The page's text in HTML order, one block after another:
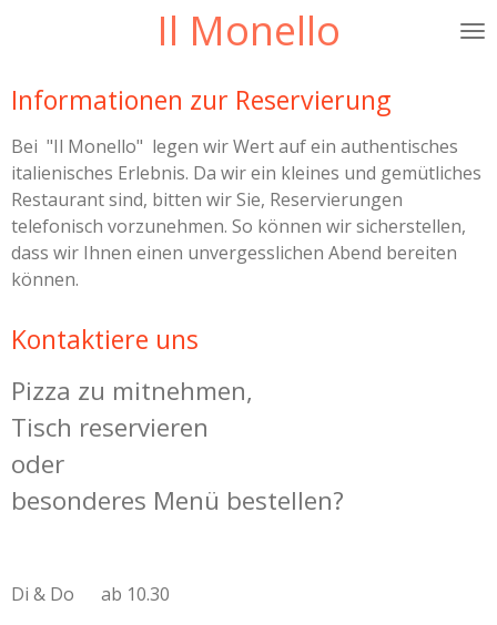
Il Monello
Informationen zur Reservierung
Bei "Il Monello" legen wir Wert auf ein authentisches
italienisches Erlebnis. Da wir ein kleines und gemütliches
Restaurant sind, bitten wir Sie, Reservierungen
telefonisch vorzunehmen. So können wir sicherstellen,
dass wir Ihnen einen unvergesslichen Abend bereiten
können.
Kontaktiere uns
Pizza zu mitnehmen,
Tisch reservieren
oder
besonderes Menü bestellen?
Di & Do ab 10.30